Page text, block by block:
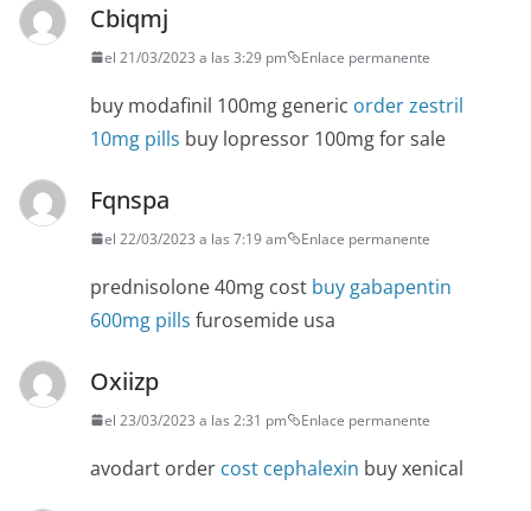
Cbiqmj
el 21/03/2023 a las 3:29 pm Enlace permanente
buy modafinil 100mg generic order zestril
10mg pills buy lopressor 100mg for sale
Fqnspa
el 22/03/2023 a las 7:19 am Enlace permanente
prednisolone 40mg cost buy gabapentin
600mg pills furosemide usa
Oxiizp
el 23/03/2023 a las 2:31 pm Enlace permanente
avodart order cost cephalexin buy xenical